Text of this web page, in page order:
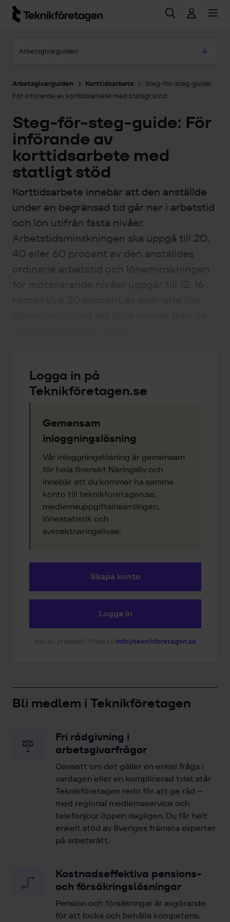
Hoppa till huvudinnehåll
Arbetsgivarguiden Korttidsarbete
Steg-för-steg-guide:
För införande av korttidsarbete med statligt stöd
Steg-för-steg-guide: För
införande av
korttidsarbete med
statligt stöd
Korttidsarbete innebär att den anställde
under en begränsad tid går ner i arbetstid
och lön utifrån fasta nivåer.
Arbetstidsminskningen ska uppgå till 20,
40 eller 60 procent av den anställdes
ordinarie arbetstid och löneminskningen
Logga in på
Teknikföretagen.se
Gemensam
inloggningslösning
Vår inloggningslösning är gemensam
för hela Svenskt Näringsliv och
innebär att du kommer ha samma
konto till teknikforetagen.se,
medlemsuppgiftsinsamlingen,
lönestatistik och
svensktnaringsliv.se.
Skapa konto
Logga in
Har du problem? Maila till info@teknikforetagen.se
Bli medlem i Teknikföretagen
Fri rådgivning i
arbetsgivarfrågor
Oavsett om det gäller en enkel fråga i
vardagen eller en komplicerad tvist står
Teknikföretagen redo för att ge råd –
med regional medlemsservice och
telefonjour öppen dagligen. Du får helt
enkelt stöd av Sveriges främsta experter
på arbetsrätt.
Kostnadseffektiva pensions-
och försäkringslösningar
Pension och försäkringar är avgörande
för att locka och behålla kompetens.
Arbetsgivarguiden